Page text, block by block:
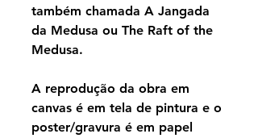
também chamada A Jangada
da Medusa ou The Raft of the
Medusa.
A reprodução da obra em
canvas é em tela de pintura e o
poster/gravura é em papel